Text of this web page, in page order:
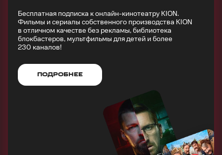
Бесплатная подписка к онлайн-кинотеатру KION.
Фильмы и сериалы собственного производства KION
в отличном качестве без рекламы, библиотека
блокбастеров, мультфильмы для детей и более
230 каналов!
ПОДРОБНЕЕ